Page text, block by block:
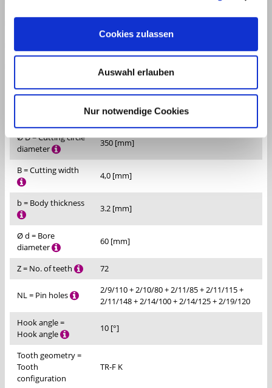
Cookies zulassen
Auswahl erlauben
Nur notwendige Cookies
DESCRIPTION
Value
Ø D = Cutting circle
diameter
350 [mm]
B = Cutting width 4,0 [mm]
b = Body thickness 3.2 [mm]
Ø d = Bore
diameter
60 [mm]
Z = No. of teeth 72
NL = Pin holes
2/9/110 + 2/10/80 + 2/11/85 + 2/11/115 +
2/11/148 + 2/14/100 + 2/14/125 + 2/19/120
Hook angle =
Hook angle
10 [°]
Tooth geometry =
Tooth
configuration
TR-F K